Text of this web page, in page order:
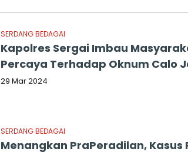
SERDANG BEDAGAI
Kapolres Sergai Imbau
Percaya Terhadap Oknum Calo
29 Mar 2024
SERDANG BEDAGAI
Menangkan PraPeradilan, Kasus